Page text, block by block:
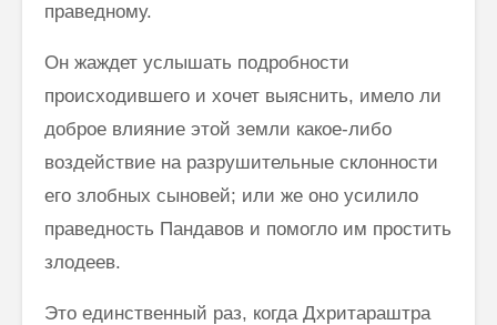
праведному.
Он жаждет услышать подробности
происходившего и хочет выяснить, имело ли
доброе влияние этой земли какое-либо
воздействие на разру­шительные склонности
его злобных сыновей; или же оно усилило
пра­ведность Пандавов и помогло им простить
злодеев.
Это единственный раз, когда Дхритараштра